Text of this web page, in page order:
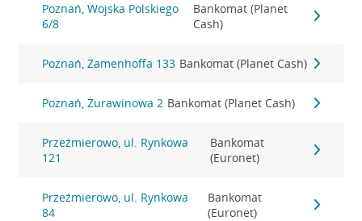
Poznań, Wojska Polskiego
6/8
Bankomat (Planet
Cash)
Poznań, Zamenhoffa 133 Bankomat (Planet Cash)
Poznań, Żurawinowa 2 Bankomat (Planet Cash)
Przeźmierowo, ul. Rynkowa
121
Bankomat
(Euronet)
Przeźmierowo, ul. Rynkowa
84
Bankomat
(Euronet)